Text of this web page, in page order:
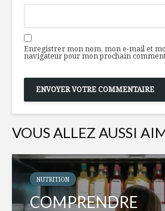
Enregistrer mon nom, mon e-mail et
navigateur pour mon prochain
VOUS ALLEZ AUSSI
NUTRITION
COMPRENDRE